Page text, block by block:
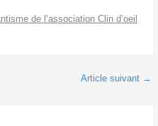
de l’association Clin d’oeil
Article suivant →